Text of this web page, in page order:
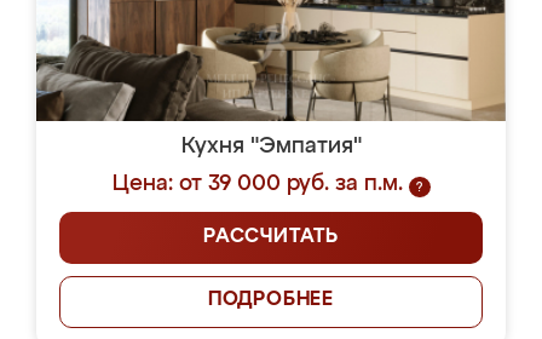
Кухня "Эмпатия"
Цена: от 39 000 руб. за п.м.
?
РАССЧИТАТЬ
ПОДРОБНЕЕ